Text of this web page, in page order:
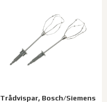
Trådvispar, Bosch/Siemens